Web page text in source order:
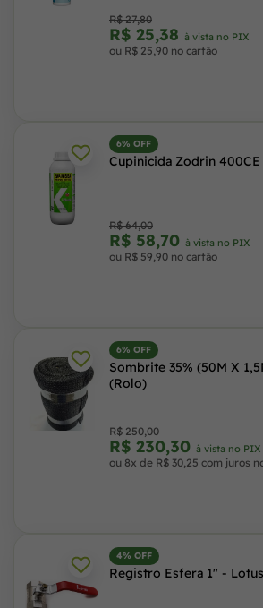
R$ 27,80
R$ 25,38 à vista no PIX
ou R$ 25,90 no cartão
6% OFF
Cupinicida Zodrin
R$ 64,00
R$ 58,70 à vista no PIX
ou R$ 59,90 no cartão
6% OFF
Sombrite 35% (50M X
(Rolo)
R$ 250,00
R$ 230,30 à vista no PIX
ou 8x de R$ 30,25 com juros
4% OFF
Registro Esfera 1" - Lotus